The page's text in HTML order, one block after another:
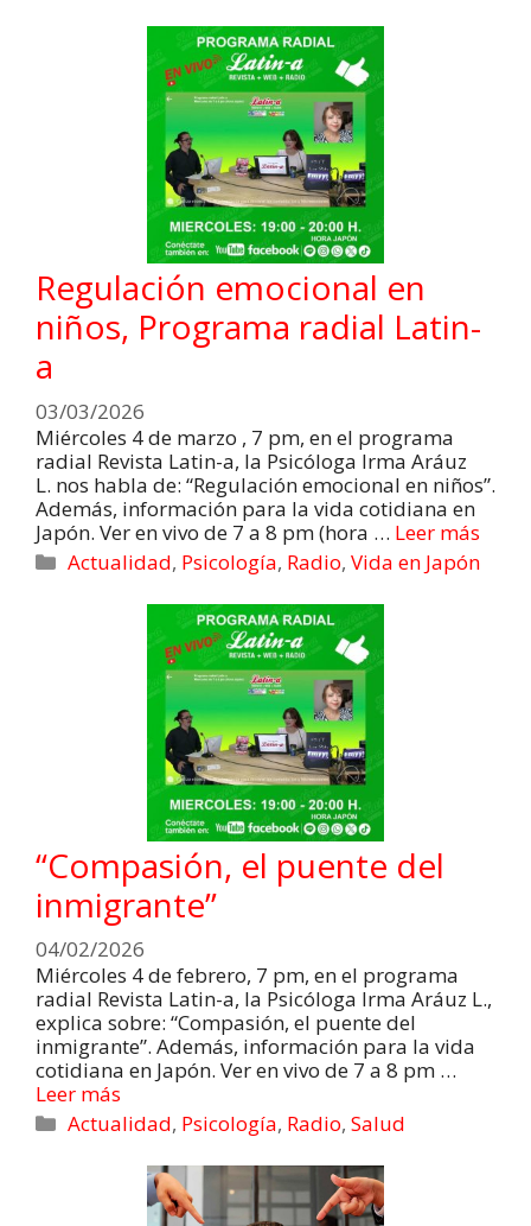
Regulación emocional en
niños, Programa radial Latin-
a
03/03/2026
Miércoles 4 de marzo , 7 pm, en el programa
radial Revista Latin-a, la Psicóloga Irma Aráuz
L. nos habla de: “Regulación emocional en niños”.
Además, información para la vida cotidiana en
Japón. Ver en vivo de 7 a 8 pm (hora … Leer más
Actualidad, Psicología, Radio,Vida en Japón
“Compasión, el puente del
inmigrante”
04/02/2026
Miércoles 4 de febrero, 7 pm, en el programa
radial Revista Latin-a, la Psicóloga Irma Aráuz L.,
explica sobre: “Compasión, el puente del
inmigrante”. Además, información para la vida
cotidiana en Japón. Ver en vivo de 7 a 8 pm …
Leer más
Actualidad, Psicología, Radio,Salud